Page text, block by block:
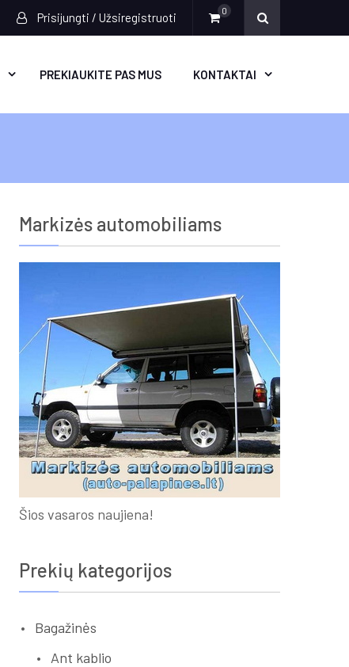
Prisijungti / Užsiregistruoti 0
PREKIAUKITE PAS MUS KONTAKTAI
Markizės automobiliams
Šios vasaros naujiena!
Prekių kategorijos
Bagažinės
Ant kablio